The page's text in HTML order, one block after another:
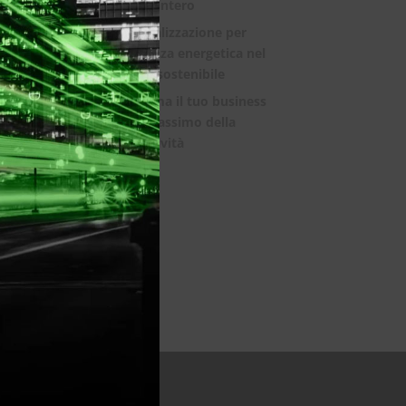
mondo intero
La digitalizzazione per
l’efficienza energetica nel
mondo sostenibile
Trasforma il tuo business
con il massimo della
connettività